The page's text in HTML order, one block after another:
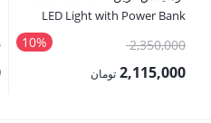
LED Light with Power Bank
10% 2,350,000قیمت
اصلی:2,115,000 تومان